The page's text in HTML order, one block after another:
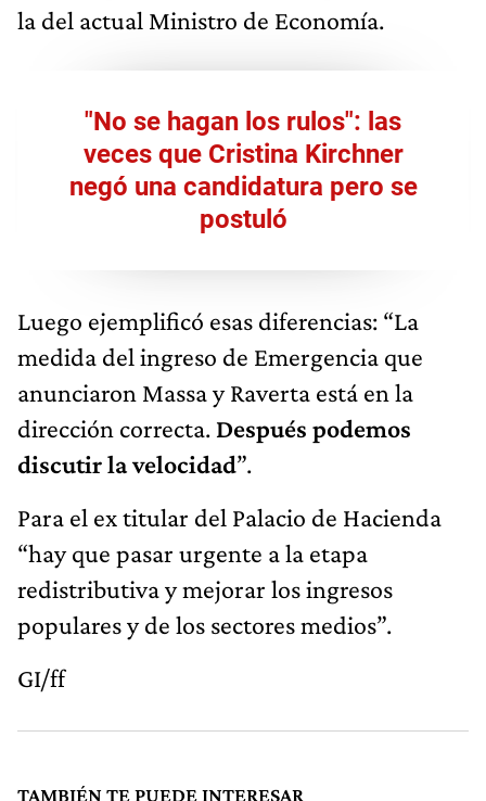
la del actual Ministro de Economía.
"No se hagan los rulos": las
veces que Cristina Kirchner
negó una candidatura pero se
postuló
Luego ejemplificó esas diferencias: “La
medida del ingreso de Emergencia que
anunciaron Massa y Raverta está en la
dirección correcta. Después podemos
discutir la velocidad”.
Para el ex titular del Palacio de Hacienda
“hay que pasar urgente a la etapa
redistributiva y mejorar los ingresos
populares y de los sectores medios”.
GI/ff
TAMBIÉN TE PUEDE INTERESAR